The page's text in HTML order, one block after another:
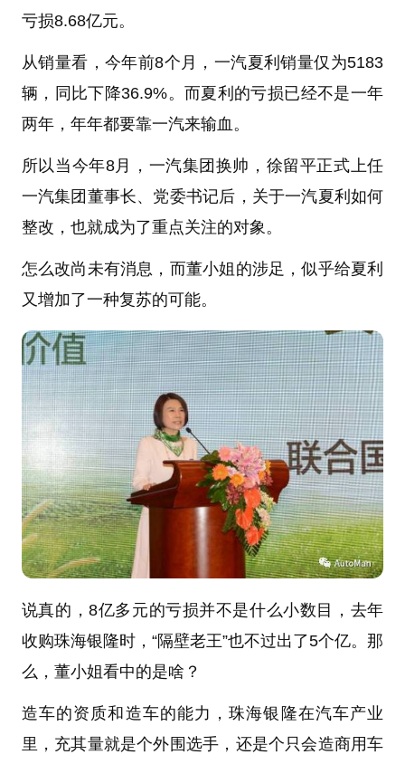
亏损8.68亿元。
从销量看，今年前8个月，一汽夏利销量仅为5183
辆，同比下降36.9%。而夏利的亏损已经不是一年
两年，年年都要靠一汽来输血。
所以当今年8月，一汽集团换帅，徐留平正式上任
一汽集团董事长、党委书记后，关于一汽夏利如何
整改，也就成为了重点关注的对象。
怎么改尚未有消息，而董小姐的涉足，似乎给夏利
又增加了一种复苏的可能。
说真的，8亿多元的亏损并不是什么小数目，去年
收购珠海银隆时，“隔壁老王”也不过出了5个亿。那
么，董小姐看中的是啥？
造车的资质和造车的能力，珠海银隆在汽车产业
里，充其量就是个外围选手，还是个只会造商用车